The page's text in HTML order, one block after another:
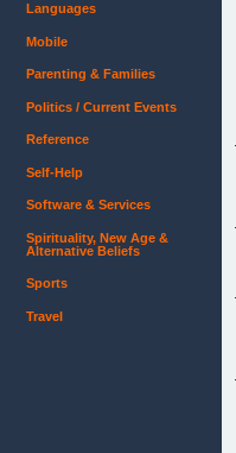
Languages
Mobile
Parenting & Families
Politics / Current Events
Reference
Self-Help
Software & Services
Spirituality, New Age &
Alternative Beliefs
Sports
Travel